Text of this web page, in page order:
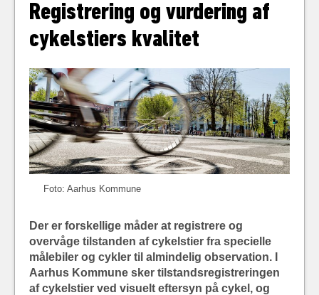
Registrering og vurdering af
cykelstiers kvalitet
Foto: Aarhus Kommune
Der er forskellige måder at registrere og
overvåge tilstanden af cykelstier fra specielle
målebiler og cykler til almindelig observation. I
Aarhus Kommune sker tilstandsregistreringen
af cykelstier ved visuelt eftersyn på cykel, og